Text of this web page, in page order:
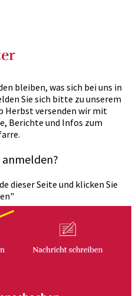
bleiben, was sich bei uns in
Sie sich bitte zu unserem
Herbst versenden wir mit
Berichte und Infos zum
anmelden?
dieser Seite und klicken Sie